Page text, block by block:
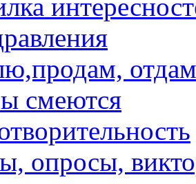
смеются
опросы,